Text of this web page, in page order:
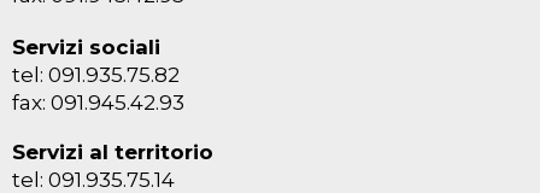
Servizi sociali
tel: 091.935.75.82
fax: 091.945.42.93
Servizi al territorio
tel: 091.935.75.14